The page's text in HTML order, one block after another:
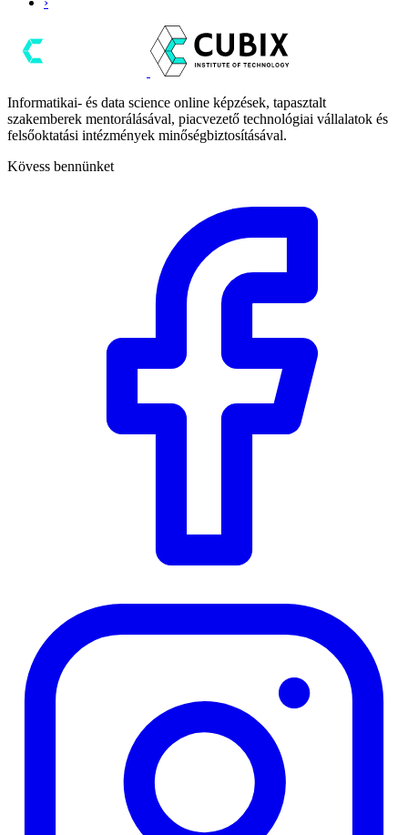
Informatikai- és data science online képzések, tapasztalt
szakemberek mentorálásával, piacvezető technológiai vállalatok és
felsőoktatási intézmények minőségbiztosításával.
Kövess bennünket